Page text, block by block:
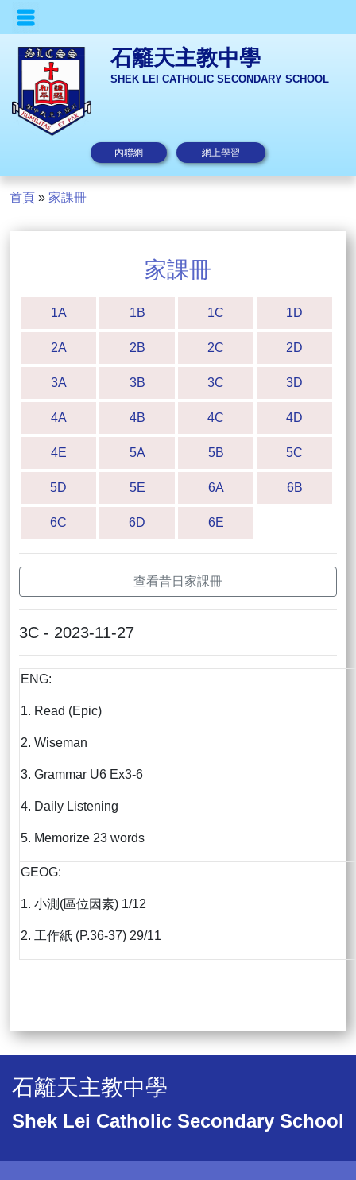
石籬天主教中學
SHEK LEI CATHOLIC SECONDARY SCHOOL
內聯網 網上學習
首頁 » 家課冊
家課冊
1A 1B 1C 1D
2A 2B 2C 2D
3A 3B 3C 3D
4A 4B 4C 4D
4E 5A 5B 5C
5D 5E 6A 6B
6C 6D 6E
查看昔日家課冊
3C - 2023-11-27
ENG:
1. Read (Epic)
2. Wiseman
3. Grammar U6 Ex3-6
4. Daily Listening
5. Memorize 23 words
GEOG:
1. 小測(區位因素) 1/12
2. 工作紙 (P.36-37) 29/11
石籬天主教中學
Shek Lei Catholic Secondary School